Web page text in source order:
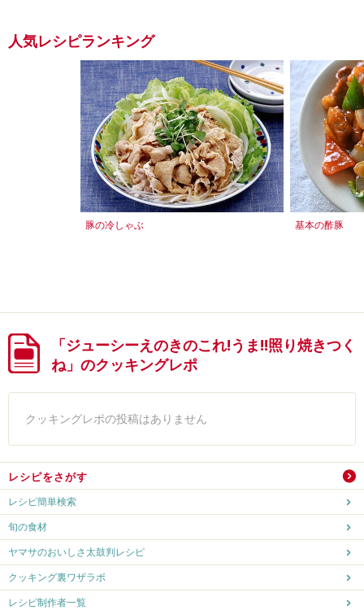
人気レシピランキング
豚の冷しゃぶ 基本の酢豚
「ジューシーえのきのこれ!うま!!照り焼きつく
ね」のクッキングレポ
クッキングレポの投稿はありません
レシピをさがす
レシピ簡単検索
旬の食材
ヤマサのおいしさ太鼓判レシピ
クッキング裏ワザラボ
レシピ制作者一覧